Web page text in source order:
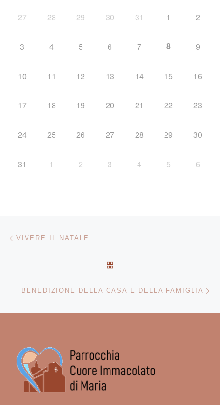
27 28 29 30 31 1 2
3 4 5 6 7 8 9
10 11 12 13 14 15 16
17 18 19 20 21 22 23
24 25 26 27 28 29 30
31 1 2 3 4 5 6
Navigazione articoli
VIVERE IL NATALE
BENEDIZIONE DELLA CASA E DELLA FAMIGLIA